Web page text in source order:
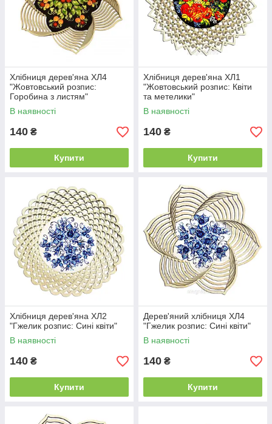
Хлібниця дерев'яна ХЛ4
"Жовтовський розпис:
Горобина з листям"
В наявності
140 ₴
Купити
Хлібниця дерев'яна ХЛ1
"Жовтовський розпис: Квіти
та метелики"
В наявності
140 ₴
Купити
Хлібниця дерев'яна ХЛ2
"Гжелик розпис: Сині квіти"
В наявності
140 ₴
Купити
Дерев'яний хлібниця ХЛ4
"Гжелик розпис: Сині квіти"
В наявності
140 ₴
Купити